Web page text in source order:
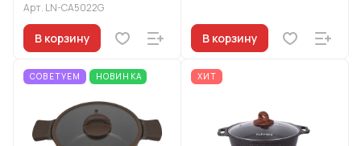
Арт. LN-CA5022G
В корзину В корзину
СОВЕТУЕМ НОВИНКА ХИТ